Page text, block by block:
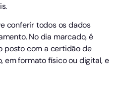
conferir todos os dados
No dia marcado, é
posto com a certidão de
em formato físico ou digital, e